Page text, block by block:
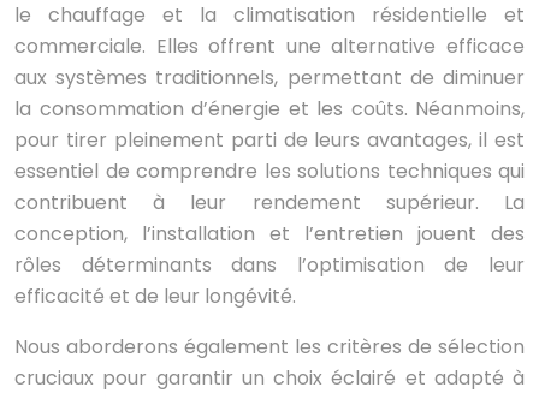
le chauffage et la climatisation résidentielle et
commerciale. Elles offrent une alternative efficace
aux systèmes traditionnels, permettant de diminuer
la consommation d’énergie et les coûts. Néanmoins,
pour tirer pleinement parti de leurs avantages, il est
essentiel de comprendre les solutions techniques qui
contribuent à leur rendement supérieur. La
conception, l’installation et l’entretien jouent des
rôles déterminants dans l’optimisation de leur
efficacité et de leur longévité.
Nous aborderons également les critères de sélection
cruciaux pour garantir un choix éclairé et adapté à